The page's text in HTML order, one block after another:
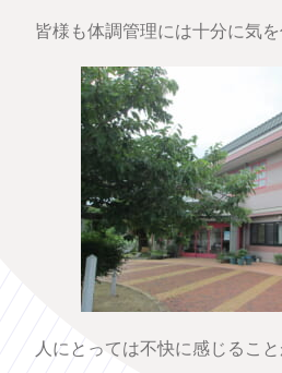
皆様も体調管理には十分に気を
人にとっては不快に感じること